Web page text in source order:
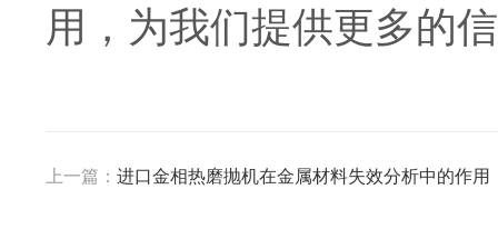
用，为我们提供更多的
上一篇： 进口金相热磨抛机在金属材料失效分析中的作用